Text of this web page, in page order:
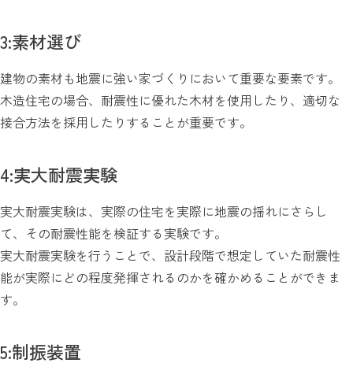
3:素材選び
建物の素材も地震に強い家づくりにおいて重要な要素です。
木造住宅の場合、耐震性に優れた木材を使用したり、適切な
接合方法を採用したりすることが重要です。
4:実大耐震実験
実大耐震実験は、実際の住宅を実際に地震の揺れにさらし
て、その耐震性能を検証する実験です。
実大耐震実験を行うことで、設計段階で想定していた耐震性
能が実際にどの程度発揮されるのかを確かめることができま
す。
5:制振装置